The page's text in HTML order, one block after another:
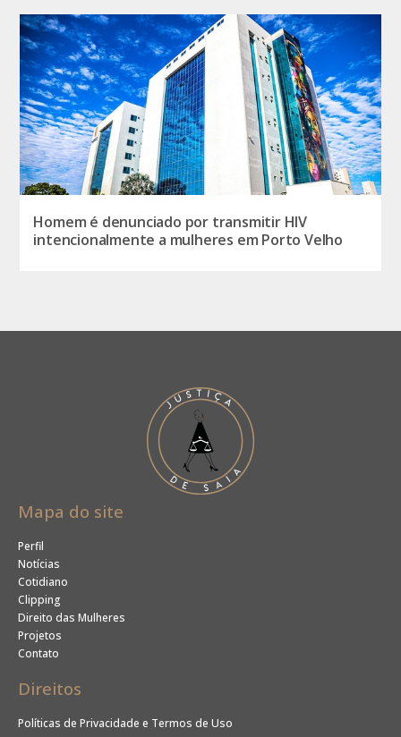
Homem é denunciado por transmitir HIV
intencionalmente a mulheres em Porto Velho
Mapa do site
Perfil
Notícias
Cotidiano
Clipping
Direito das Mulheres
Projetos
Contato
Direitos
Políticas de Privacidade e Termos de Uso